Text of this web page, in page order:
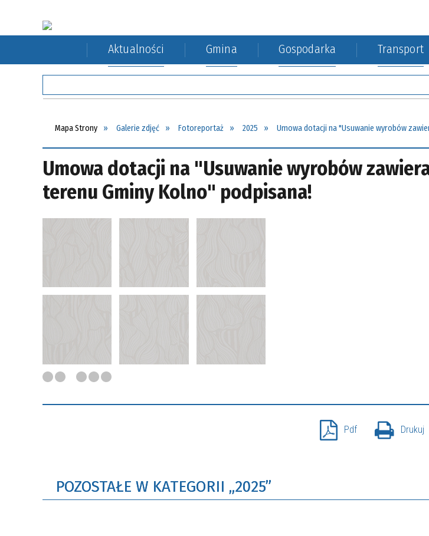
Aktualności Gmina Gospodarka Transport
Mapa Strony Galerie zdjęć Fotoreportaż 2025 Umowa dotacji na "Usuwanie wyrobów
Umowa dotacji na "Usuwanie wyrobów
terenu Gminy Kolno" podpisana!
Pdf Drukuj
POZOSTAŁE W KATEGORII „2025”